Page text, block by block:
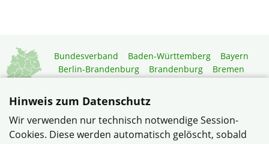
Bundesverband Baden-Württemberg
Bayern
Berlin-Brandenburg
Brandenburg
Bremen
Niedersachsen
Rheinland-Pfalz
Saarland
Sachsen-Anhalt
Schleswig-Holstein
Thüringen
Hinweis zum Datenschutz
Wir verwenden nur technisch notwendige Session-
Cookies. Diese werden automatisch gelöscht, sobald